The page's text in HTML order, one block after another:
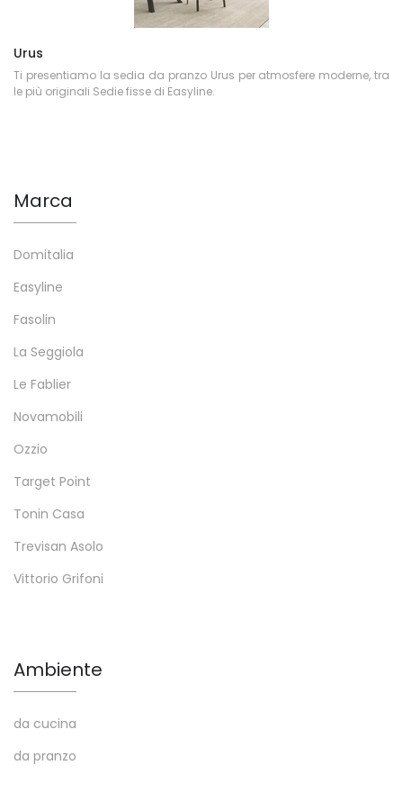
Urus
Ti presentiamo la sedia da pranzo Urus per atmosfere moderne, tra
le più originali Sedie fisse di Easyline.
Marca
Domitalia
Easyline
Fasolin
La Seggiola
Le Fablier
Novamobili
Ozzio
Target Point
Tonin Casa
Trevisan Asolo
Vittorio Grifoni
Ambiente
da cucina
da pranzo